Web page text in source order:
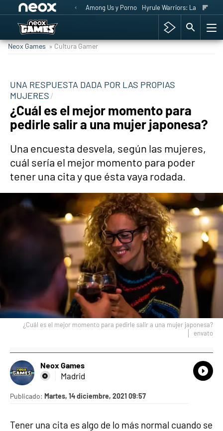
Among Us y Porno Hyrule Warriors: La Era del
Neox Games » Cultura Gamer
UNA RESPUESTA DADA POR LAS PROPIAS
MUJERES
¿Cuál es el mejor momento para
pedirle salir a una mujer japonesa?
Una encuesta desvela, según las mujeres,
cuál sería el mejor momento para poder
tener una cita y que ésta vaya rodada.
¿Cuál es el mejor momento para pedirle salir a una mujer japonesa?
envato
Neox Games
Madrid
Publicado: Martes, 14 diciembre, 2021 09:57
Tener una cita es algo de lo más normal cuando se